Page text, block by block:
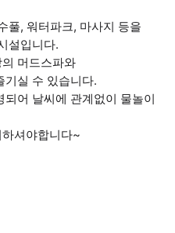
풀, 워터파크, 마사지 등을
설입니다.
머드스파와
기실 수 있습니다.
어 날씨에 관계없이 물놀이
셔야합니다~